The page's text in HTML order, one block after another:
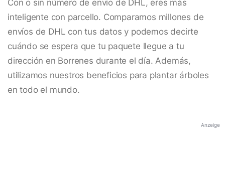
Con o sin número de envío de DHL, eres más
inteligente con parcello. Comparamos millones de
envíos de DHL con tus datos y podemos decirte
cuándo se espera que tu paquete llegue a tu
dirección en Borrenes durante el día. Además,
utilizamos nuestros beneficios para plantar árboles
en todo el mundo.
Anzeige